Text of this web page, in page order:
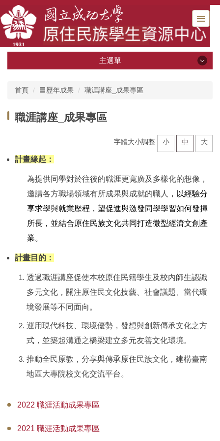
到
主
要
內
區
主選單
🟫即時消息🟫
🟥工讀機會專區
🔹獎助資源專區🔹
🔹職涯資源專區🔹
📌新生快看過來
🟨有話想跟原資中心說
🔸物品空間借用專區🔸
🔸校內活動報名系統🔸
🔸表單下載專區🔸
🟦歷年成果
🟪原住民文化交流社
成大資訊公告平臺 APP「KUAP」
首頁 🟦歷年成果 職涯講座_成果專區
職涯講座_成果專區
字體大小調整 小 中 大
計畫緣起：
為提供同學對於往後的職涯更寬廣及多樣化的想像，
邀請各方職場領域有所成果與成就的職人
，以經驗分
享求學與就業歷程，望促進與激發同學學習如何發揮
所長，並結合原住民族文化共同打造微型經濟文創產
業。
計畫目的：
透過職涯講座促使本校原住民籍學生及校內師生認識
多元文化，關注原住民文化技藝、社會議題、當代環
境發展等不同面向。
運用現代科技、環境優勢，發想與創新傳承文化之方
式，並築起溝通之橋梁建立多元友善文化環境。
推動全民原教，分享與傳承原住民族文化，建構臺南
地區大專院校文化交流平台。
2022 職涯活動成果專區
2021 職涯活動成果專區